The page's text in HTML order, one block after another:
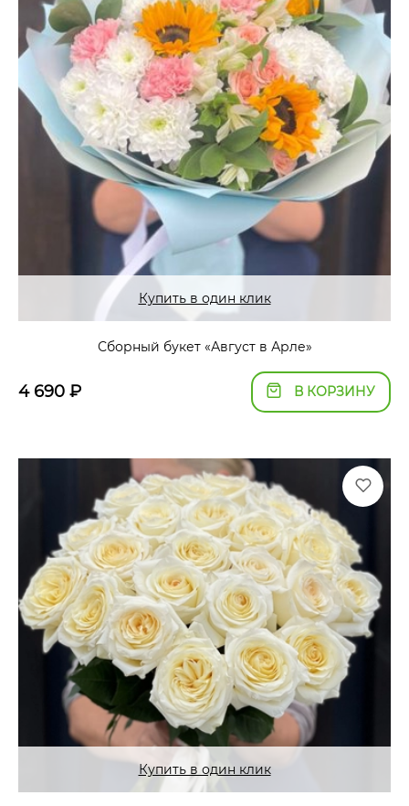
Купить в один клик
Сборный букет «Август в Арле»
4 690 ₽ В КОРЗИНУ
Купить в один клик